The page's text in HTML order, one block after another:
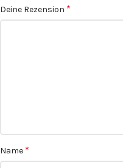
Deine Rezension *
Name *